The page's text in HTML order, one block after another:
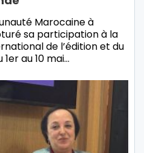
Marocaine à
sa participation à la
de l’édition et du
au 10 mai…